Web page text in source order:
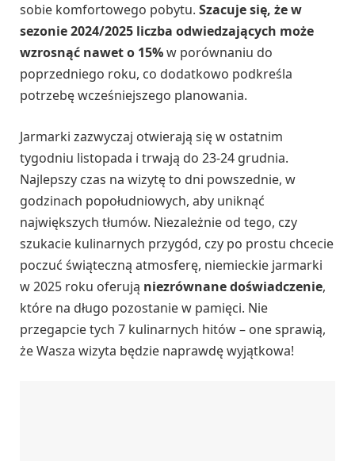
sobie komfortowego pobytu. Szacuje się, że w
sezonie 2024/2025 liczba odwiedzających może
wzrosnąć nawet o 15%w porównaniu do
poprzedniego roku, co dodatkowo podkreśla
potrzebę wcześniejszego planowania.
Jarmarki zazwyczaj otwierają się w ostatnim
tygodniu listopada i trwają do 23-24 grudnia.
Najlepszy czas na wizytę to dni powszednie, w
godzinach popołudniowych, aby uniknąć
największych tłumów. Niezależnie od tego, czy
szukacie kulinarnych przygód, czy po prostu chcecie
poczuć świąteczną atmosferę, niemieckie jarmarki
w 2025 roku oferują niezrównane doświadczenie,
które na długo pozostanie w pamięci. Nie
przegapcie tych 7 kulinarnych hitów – one sprawią,
że Wasza wizyta będzie naprawdę wyjątkowa!